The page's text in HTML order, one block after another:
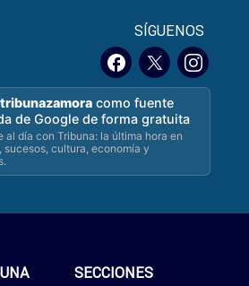
SÍGUENOS
tribunazamora como fuente
de Google de forma gratuita
al día con Tribuna: la última hora en
sucesos, cultura, economía y
SECCIONES